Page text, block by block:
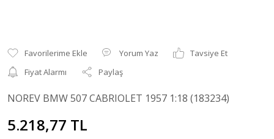
Yorum Yaz
Tavsiye Et
Fiyat Alarmı
Paylaş
NOREV BMW 507 CABRIOLET 1957 1:18 (183234)
5.218,77 TL